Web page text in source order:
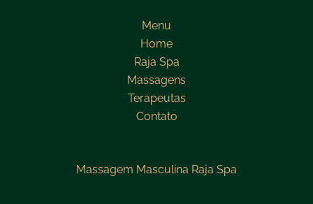
Menu
Home
Raja Spa
Massagens
Terapeutas
Contato
Massagem Masculina Raja Spa